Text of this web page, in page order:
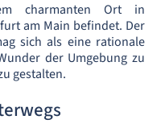
charmanten Ort in
am Main befindet. Der
sich als eine rationale
der Umgebung zu
gestalten.